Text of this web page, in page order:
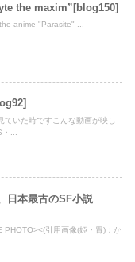
the maxim”[blog150]
anime "Parasite" ...
いた時ですこんな動画が映し
...
日本最古のSF小説
PHOTO><(引用画像(姫・胃)：か